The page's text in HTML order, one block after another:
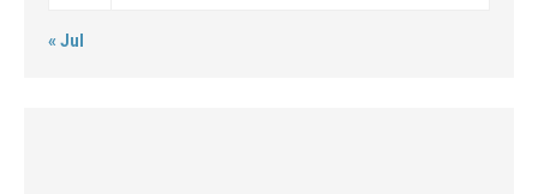
« Jul